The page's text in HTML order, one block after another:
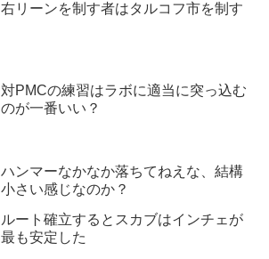
右リーンを制す者はタルコフ市を制す
対PMCの練習はラボに適当に突っ込む
のが一番いい？
ハンマーなかなか落ちてねえな、結構
小さい感じなのか？
ルート確立するとスカブはインチェが
最も安定した